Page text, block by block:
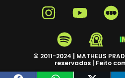
© 2011-2024 | MATHEUS
reservados | Feito